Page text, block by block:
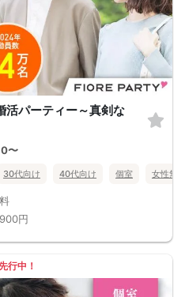
活パーティー～真剣な
〜
30代向け 40代向け 個室 女性無
円
行中！